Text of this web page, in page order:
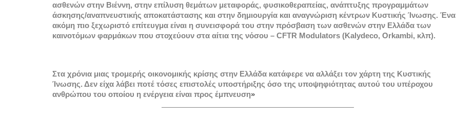
ασθενών στην Βιέννη, στην επίλυση θεμάτων μεταφοράς, φυσικοθεραπείας, ανάπτυξης προγραμμάτων
άσκησης/αναπνευστικής αποκατάστασης και στην δημιουργία και αναγνώριση κέντρων Κυστικής Ίνωσης. Ένα
ακόμη πιο ξεχωριστό επίτευγμα είναι η συνεισφορά του στην πρόσβαση των ασθενών στην Ελλάδα των
καινοτόμων φαρμάκων που στοχεύουν στα αίτια της νόσου – CFTR Modulators (Kalydeco, Orkambi, κλπ).
Στα χρόνια μιας τρομερής οικονομικής κρίσης στην Ελλάδα κατάφερε να αλλάξει τον χάρτη της Κυστικής
Ίνωσης. Δεν είχα λάβει ποτέ τόσες επιστολές υποστήριξης όσο της υποψηφιότητας αυτού του υπέροχου
ανθρώπου του οποίου η ενέργεια είναι προς έμπνευση»
—————————————————————————